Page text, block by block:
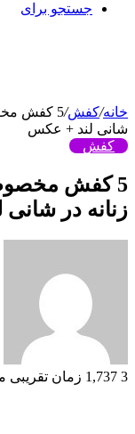
جستجو برای
خانه/کفش/
5 کفش
شانی لند + عکس
کفش
5 کفش
زنانه در
3
زمان تقریبی